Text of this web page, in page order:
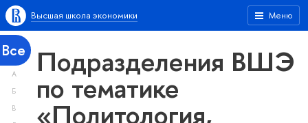
Меню
Высшая школа экономики
Все
А
Б
В
Подразделения ВШЭ
по тематике
«Политология,